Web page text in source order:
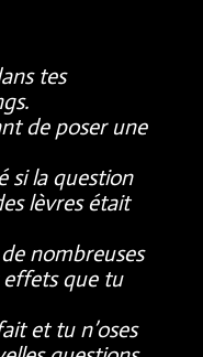
tes
de poser une
si la question
lèvres était
nombreuses
effets que tu
et tu n’oses